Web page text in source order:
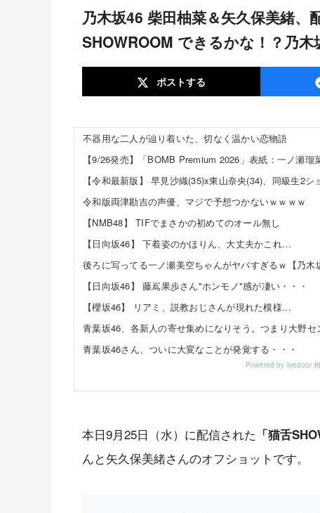
乃木坂46 柴田柚菜＆矢久保美緒、配信オフショット 「猫舌
SHOWROOM できるかな！？乃木
ポストする
不器用な二人が辿り着いた、切なく温かい恋物語
【9/26発売】「BOMB Premium 2026」表紙：一ノ瀬瑠
令和版両津勘吉の声優、マジで予想つかないｗｗｗｗ
【NMB48】 TIFでまさかの初めてのオール無し
【日向坂46】 下着姿のかほりん、大丈夫かこれ…
後ろに写ってる一ノ瀬美空ちゃんがヤバすぎるｗ【乃木
【日向坂46】 藤嶌果歩さん"ホンモノ"感が凄い・・・
【櫻坂46】 リアミ、説教おじさんが現れた模様...
青葉坂46さん、ついに大変なことが発覚する・・・
Powered by livedoor
本日9月25日（水）に配信された 「猫舌
んと矢久保美緒さんのオフショットです。